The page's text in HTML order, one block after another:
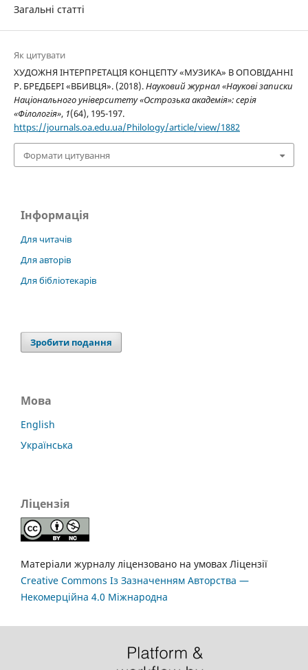
Загальні статті
Як цитувати
ХУДОЖНЯ ІНТЕРПРЕТАЦІЯ КОНЦЕПТУ «МУЗИКА» В ОПОВІДАННІ
Р. БРЕДБЕРІ «ВБИВЦЯ». (2018).Науковий журнал «Наукові записки
Національного університету «Острозька академія»: серія
«Філологія», 1(64), 195-197.
https://journals.oa.edu.ua/Philology/article/view/1882
Формати цитування
Інформація
Для читачів
Для авторів
Для бібліотекарів
Зробити подання
Мова
English
Українська
Ліцензія
Матеріали журналу ліцензовано на умовах Ліцензії
Creative Commons Із Зазначенням Авторства —
Некомерційна 4.0 Міжнародна